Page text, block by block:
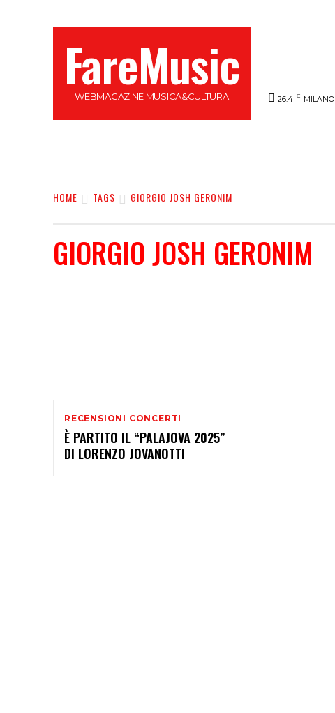
FareMusic
WEBMAGAZINE MUSICA&CULTURA 26.4 C MILANO
HOME TAGS GIORGIO JOSH GERONIM
GIORGIO JOSH GERONIM
RECENSIONI CONCERTI
È PARTITO IL “PALAJOVA 2025”
DI LORENZO JOVANOTTI